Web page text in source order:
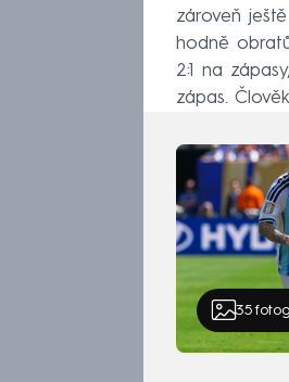
zároveň
hodně
2:1 na
zápas.
35